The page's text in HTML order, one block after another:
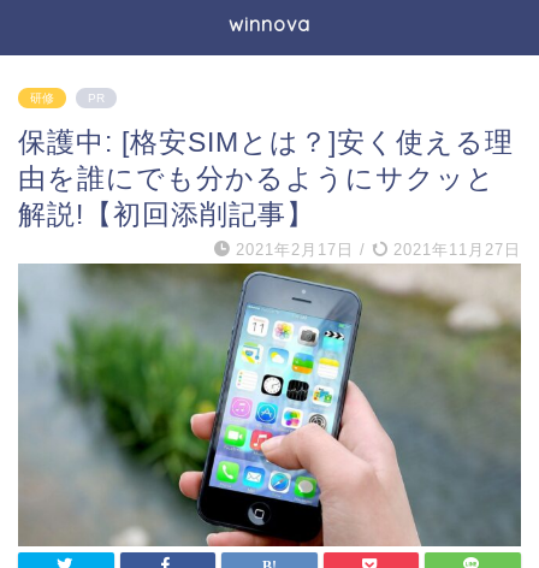
winnova
研修 PR
保護中: [格安SIMとは？]安く使える理
由を誰にでも分かるようにサクッと
解説!【初回添削記事】
2021年2月17日 / 2021年11月27日